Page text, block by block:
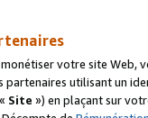
votre site Web,
utilisant un
Site ») en plaçant sur